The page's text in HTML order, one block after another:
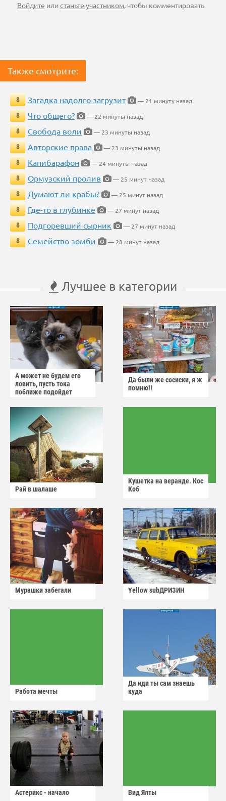
Войдите илистаньте участником, чтобы комментировать
Также смотрите:
8 Загадка надолго загрузит
— 21 минуту назад
8
Что общего?
— 22 минуты назад
8
Свобода воли
— 23 минуты назад
8
Авторские права
— 23 минуты назад
8
Капибарафон
— 24 минуты назад
8
Ормузский пролив
— 25 минут назад
8
Думают ли крабы?
— 25 минут назад
8
Где-то в глубинке
— 27 минут назад
8
Подгоревший сырник
— 27 минут назад
8
Семейство зомби — 28 минут назад
Лучшее в категории
А может не будем его
ловить, пусть тока
поближе подойдет
Да были же сосиски, я ж
помню!!
Рай в шалаше
Кушетка на веранде. Кос
Коб
Мурашки забегали Yellow subДРИЗИН
Работа мечты
Да иди ты сам знаешь
куда
Астерикс - начало Вид Ялты